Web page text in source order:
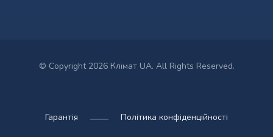
© Copyright 2026 Клімат UA. All Rights Reserved.
Політика конфіденційності
Гарантія